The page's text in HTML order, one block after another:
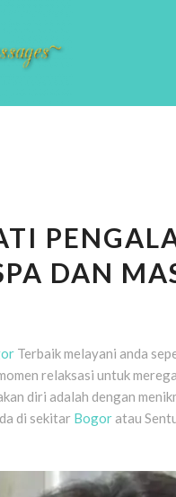
DAN
Terbaik melayani anda
relaksasi untuk
diri adalah dengan
di sekitar Bogor atau